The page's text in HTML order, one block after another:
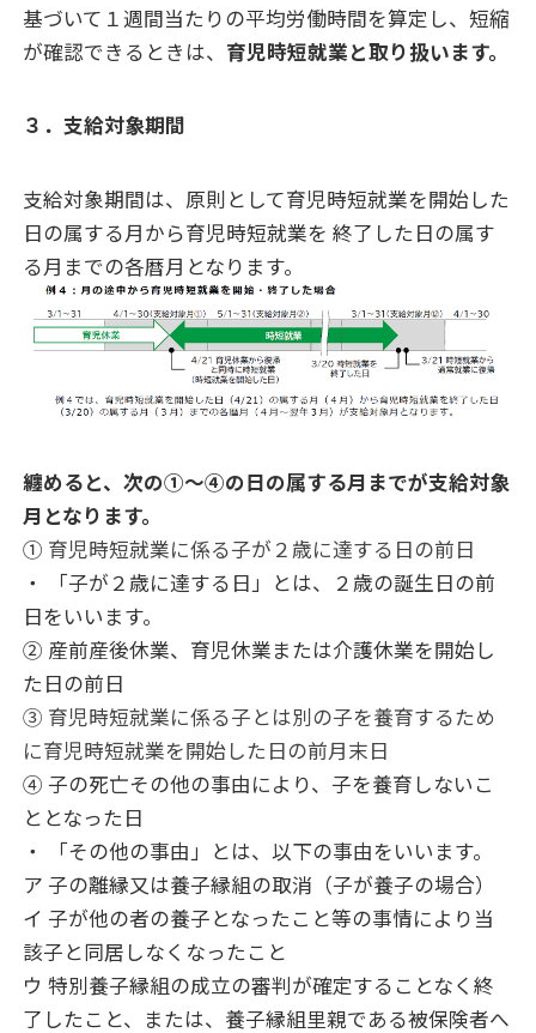
基づいて１週間当たりの平均労働時間を算定し、短縮
が確認できるときは、 育児時短就業と取り扱います。
３．支給対象期間
支給対象期間は、原則として育児時短就業を開始した
日の属する月から育児時短就業を 終了した日の属す
る月までの各暦月となります。
纏めると、次の①～④の日の属する月までが支給対象
月となります。
① 育児時短就業に係る子が２歳に達する日の前日
・ 「子が２歳に達する日」とは、２歳の誕生日の前
日をいいます。
② 産前産後休業、育児休業または介護休業を開始し
た日の前日
③ 育児時短就業に係る子とは別の子を養育するため
に育児時短就業を開始した日の前月末日
④ 子の死亡その他の事由により、子を養育しないこ
ととなった日
・ 「その他の事由」とは、以下の事由をいいます。
ア 子の離縁又は養子縁組の取消（子が養子の場合）
イ 子が他の者の養子となったこと等の事情により当
該子と同居しなくなったこと
ウ 特別養子縁組の成立の審判が確定することなく終
了したこと、または、養子縁組里親である被保険者へ